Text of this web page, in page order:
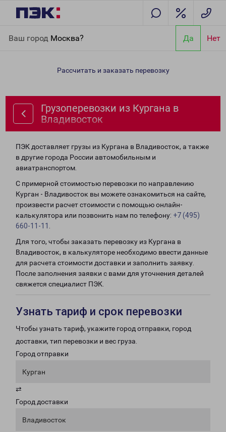
Ваш город Москва? Да Нет
Владивосток
Рассчитать и заказать перевозку
Грузоперевозки из Кургана в
Владивосток
ПЭК доставляет грузы из Кургана в Владивосток, а также
в другие города России автомобильным и
авиатранспортом.
С примерной стоимостью перевозки по направлению
Курган - Владивосток вы можете ознакомиться на сайте,
произвести расчет стоимости с помощью онлайн-
калькулятора или позвонить нам по телефону: +7 (495)
660-11-11
Для того, чтобы заказать перевозку из Кургана в
Владивосток, в калькуляторе необходимо ввести данные
для расчета стоимости доставки и заполнить заявку.
После заполнения заявки с вами для уточнения деталей
свяжется специалист ПЭК.
Узнать тариф и срок перевозки
Чтобы узнать тариф, укажите город отправки, город
доставки, тип перевозки и вес груза.
Город отправки
Курган
⇄
Город доставки
Владивосток